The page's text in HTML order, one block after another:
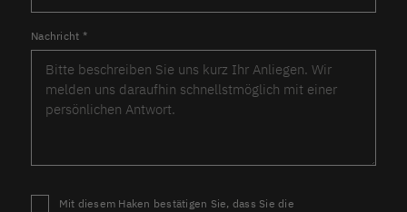
Nachricht *
Mit diesem Haken bestätigen Sie, dass Sie die